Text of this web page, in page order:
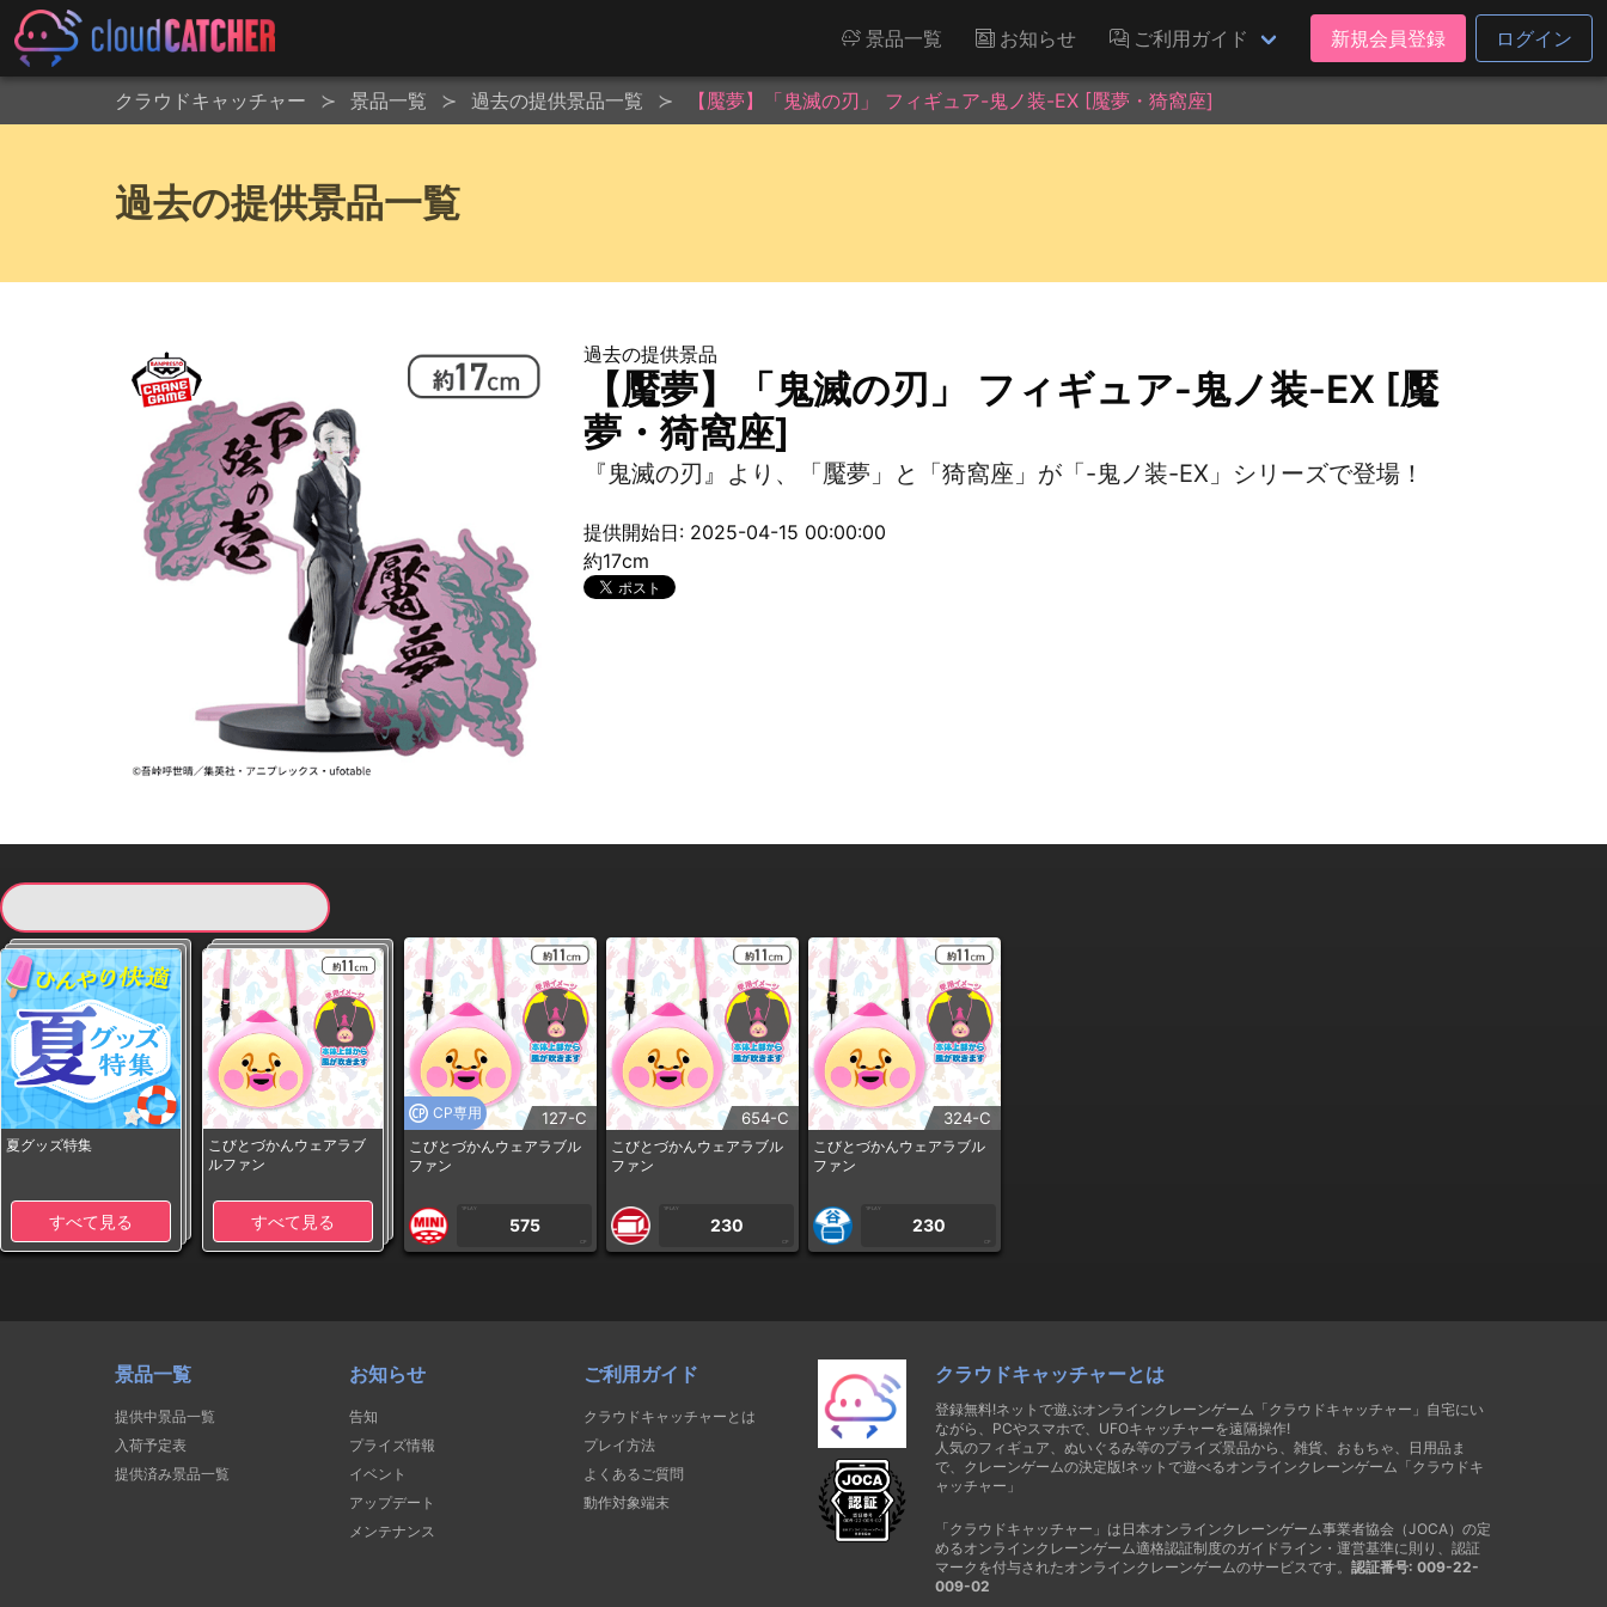
景品一覧 お知らせ ご利用ガイド 新規会員登録 ログイン
クラウドキャッチャー 景品一覧 過去の提供景品一覧 【魘夢】「鬼滅の刃」 フィギュア-鬼ノ装-EX [魘夢・猗窩座]
過去の提供景品一覧
過去の提供景品
【魘夢】「鬼滅の刃」 フィギュア-鬼ノ装-EX [魘
夢・猗窩座]
『鬼滅の刃』より、「魘夢」と「猗窩座」が「-鬼ノ装-EX」シリーズで登場！
提供開始日: 2025-04-15 00:00:00
約17cm
夏グッズ特集
すべて見る
こびとづかんウェアラブ
ルファン
すべて見る
CP専用 127-C
こびとづかんウェアラブル
ファン
1PLAY
575
CP
654-C
こびとづかんウェアラブル
ファン
1PLAY
230
CP
324-C
こびとづかんウェアラブル
ファン
1PLAY
230
CP
景品一覧
提供中景品一覧
入荷予定表
提供済み景品一覧
お知らせ
告知
プライズ情報
イベント
アップデート
メンテナンス
ご利用ガイド
クラウドキャッチャーとは
プレイ方法
よくあるご質問
動作対象端末
クラウドキャッチャーとは
登録無料!ネットで遊ぶオンラインクレーンゲーム「クラウドキャッチャー」自宅にい
ながら、PCやスマホで、UFOキャッチャーを遠隔操作!
人気のフィギュア、ぬいぐるみ等のプライズ景品から、雑貨、おもちゃ、日用品ま
で、クレーンゲームの決定版!ネットで遊べるオンラインクレーンゲーム「クラウドキ
ャッチャー」
「クラウドキャッチャー」は日本オンラインクレーンゲーム事業者協会（JOCA）の定
めるオンラインクレーンゲーム適格認証制度のガイドライン・運営基準に則り、認証
マークを付与されたオンラインクレーンゲームのサービスです。 認証番号: 009-22-
009-02